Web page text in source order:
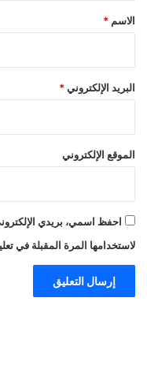
*
الاسم *
البريد الإلكتروني *
الموقع الإلكتروني
احفظ اسمي، بريدي
لاستخدامها المرة المقبلة في